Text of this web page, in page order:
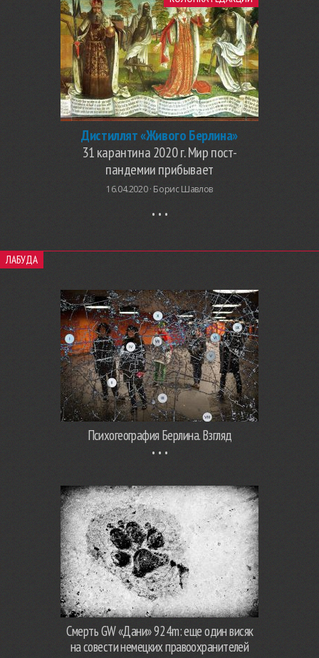
Дистиллят «Живого Берлина»
31 карантина 2020 г. Мир пост-
пандемии прибывает
16.04.2020 · Борис Шавлов
ЛАБУДА
Психогеография Берлина. Взгляд
Смерть GW «Дани» 924m: еще один висяк
на совести немецких правоохранителей